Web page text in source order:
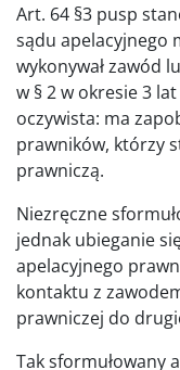
Art. 64 §3 pusp
sądu apelacyjnego
wykonywał zawód
w § 2 w okresie 3
oczywista: ma
prawników, którzy
prawniczą.
Niezręczne
jednak ubieganie
apelacyjnego
kontaktu z
prawniczej do
Tak sformułowany